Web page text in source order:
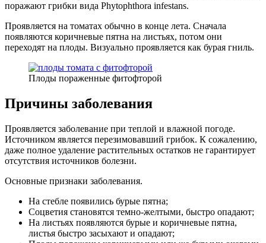
поражают грибки вида Phytophthora infestans.
Проявляется на томатах обычно в конце лета. Сначала
появляются коричневые пятна на листьях, потом они
переходят на плоды. Визуально проявляется как бурая гниль.
Плоды пораженные фитофторой
Причины заболевания
Проявляется заболевание при теплой и влажной погоде.
Источником является перезимовавший грибок. К сожалению,
даже полное удаление растительных остатков не гарантирует
отсутствия источников болезни.
Основные признаки заболевания.
На стебле появились бурые пятна;
Соцветия становятся темно-желтыми, быстро опадают;
На листьях появляются бурые и коричневые пятна,
листья быстро засыхают и опадают;